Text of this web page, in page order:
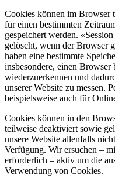
Cookies können im Browser
für einen bestimmten
gespeichert werden.
gelöscht, wenn der Browser
haben eine bestimmte
insbesondere, einen Browser
wiederzuerkennen und
unserer Website zu messen.
beispielsweise auch für
Cookies können in den
teilweise deaktiviert sowie
unsere Website allenfalls
Verfügung. Wir ersuchen –
erforderlich – aktiv um die
Verwendung von Cookies.